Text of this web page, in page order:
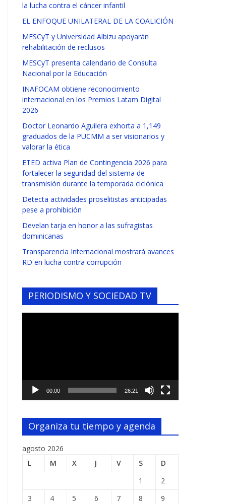
la lucha contra el cáncer infantil
EL ENFOQUE UNILATERAL DE LA COALICIÓN
MESCyT y Universidad Albizu apoyarán
rehabilitación de reclusos
MESCyT presenta calendario de Consulta
Nacional por la Educación
INAFOCAM obtiene reconocimiento
internacional en los Premios Latam Digital
2026
Doctor Leonardo Aguilera exhorta a 1,149
graduados de la PUCMM a ser visionarios y
valorar la ética
ETED activa Plan de Contingencia 2026 para
fortalecer la seguridad del sistema de
transmisión durante la temporada ciclónica
Detecta actividades proselitistas anticipadas
pese a prohibición
Develan tarja en honor a las sufragistas
dominicanas
Transparencia Internacional mostrará avances
RD en lucha contra corrupción
PERIODISMO Y SOCIEDAD TV
00:00 26:21
Organiza tu tiempo y agenda
agosto 2026
L
M X J V S
D
1
2
3
4 5 6 7 8
9